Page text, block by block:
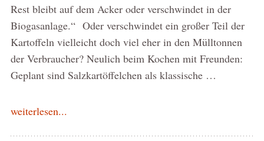
Rest bleibt auf dem Acker oder verschwindet in der
Biogasanlage.“ Oder verschwindet ein großer Teil der
Kartoffeln vielleicht doch viel eher in den Mülltonnen
der Verbraucher? Neulich beim Kochen mit Freunden:
Geplant sind Salzkartöffelchen als klassische …
weiterlesen...